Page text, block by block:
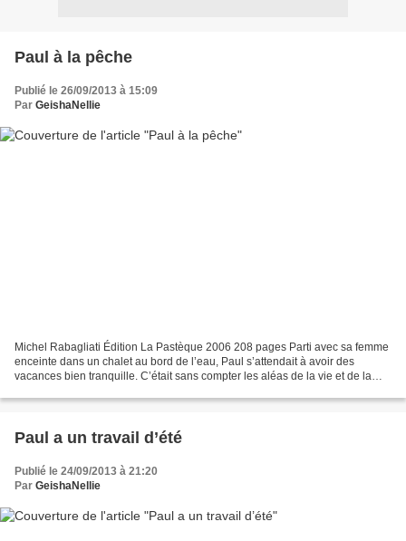
Paul à la pêche
Publié le 26/09/2013 à 15:09
Par GeishaNellie
Michel Rabagliati Édition La Pastèque 2006 208 pages Parti avec sa femme
enceinte dans un chalet au bord de l’eau, Paul s’attendait à avoir des
vacances bien tranquille. C’était sans compter les aléas de la vie et de la
Paul a un travail d’été
Publié le 24/09/2013 à 21:20
Par GeishaNellie